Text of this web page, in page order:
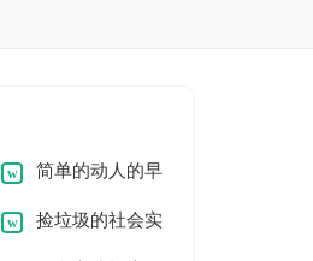
简单的动人的早
安问候语语录52条
捡垃圾的社会实